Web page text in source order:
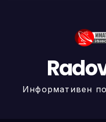
Информативен